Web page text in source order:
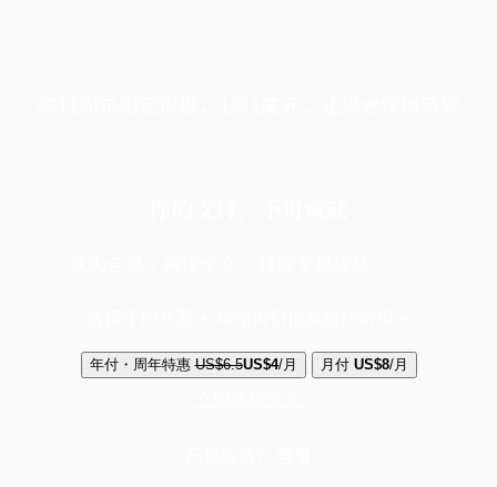
年付・周年特惠 US$6.5US$4/月 月付 US$8/月